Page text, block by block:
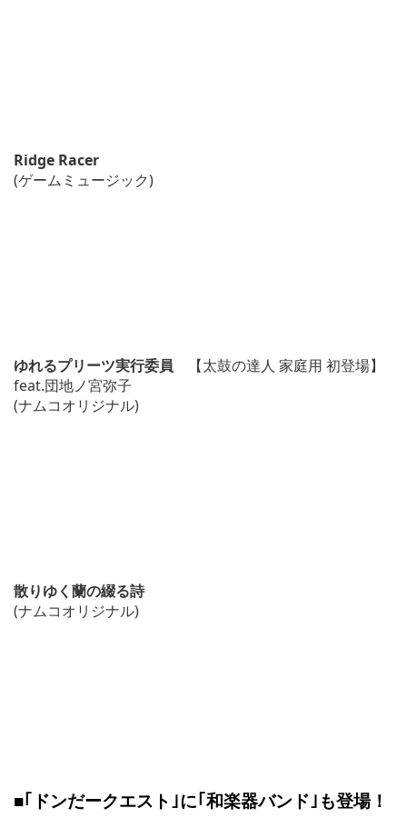
Ridge Racer
(ゲームミュージック)
ゆれるプリーツ実行委員
【太鼓の達人 家庭用 初登場】
feat.団地ノ宮弥子
(ナムコオリジナル)
散りゆく蘭の綴る詩
(ナムコオリジナル)
■｢ドンだークエスト｣に｢和楽器バンド｣も登場！